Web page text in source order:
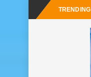
TRENDING